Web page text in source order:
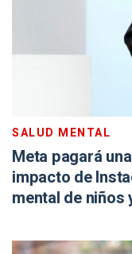
SALUD MENTAL
Meta pagará
impacto de
mental de niños